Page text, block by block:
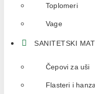
Toplomeri
Vage
SANITETSKI
Čepovi za uši
Flasteri i